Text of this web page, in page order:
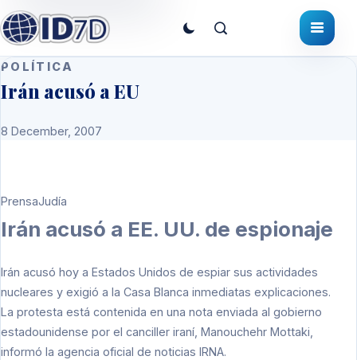
POLÍTICA
Irán acusó a EU
8 December, 2007
PrensaJudía
Irán acusó a EE. UU. de espionaje
Irán acusó hoy a Estados Unidos de espiar sus actividades
nucleares y exigió a la Casa Blanca inmediatas explicaciones.
La protesta está contenida en una nota enviada al gobierno
estadounidense por el canciller iraní, Manouchehr Mottaki,
informó la agencia oficial de noticias IRNA.